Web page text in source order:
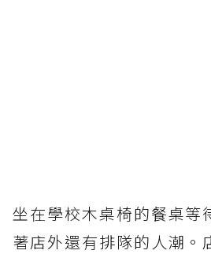
坐在學校木桌椅的餐桌等
著店外還有排隊的人潮。